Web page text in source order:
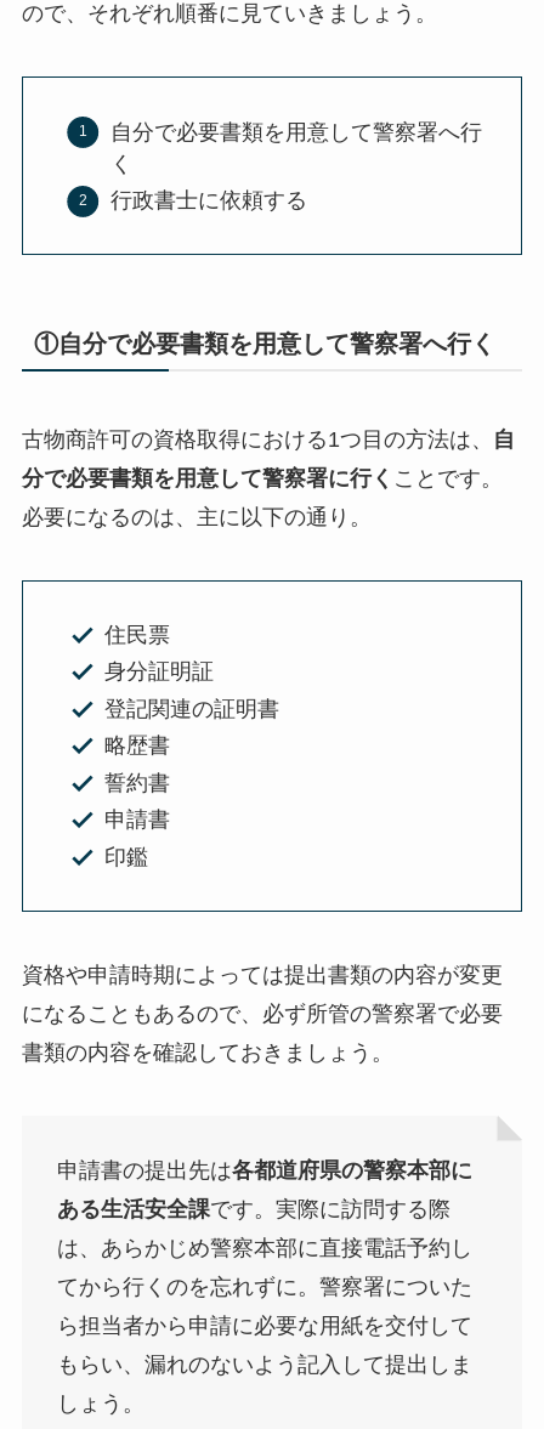
ので、それぞれ順番に見ていきましょう。
自分で必要書類を用意して警察署へ行
く
行政書士に依頼する
①自分で必要書類を用意して警察署へ行く
古物商許可の資格取得における1つ目の方法は、
自
分で必要書類を用意して警察署に行く ことです。
必要になるのは、主に以下の通り。
住民票
身分証明証
登記関連の証明書
略歴書
誓約書
申請書
印鑑
資格や申請時期によっては提出書類の内容が変更
になることもあるので、必ず所管の警察署で必要
書類の内容を確認しておきましょう。
申請書の提出先は各都道府県の警察本部に
ある生活安全課です。実際に訪問する際
は、あらかじめ警察本部に直接電話予約し
てから行くのを忘れずに。警察署についた
ら担当者から申請に必要な用紙を交付して
もらい、漏れのないよう記入して提出しま
しょう。